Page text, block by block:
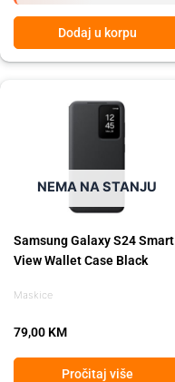
Dodaj u korpu
NEMA NA STANJU
Maskice
Samsung Galaxy S24 Smart
View Wallet Case Black
79,00 KM
Pročitaj više